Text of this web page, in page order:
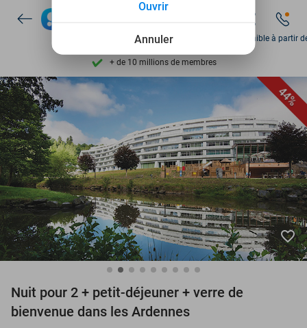
Disponible 7 jours par semaine
+ de 10 millions de membres
9,4 basé sur206 127 avis
Disponible 7 jours par semaine
+ de 10 millions de membres
Disponible à partir
44%
favorite_border
Nuit pour 2 + petit-déjeuner + verre de
bienvenue dans les Ardennes
Annuler
Ouvrir